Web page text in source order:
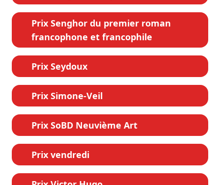
Prix Senghor du premier roman
francophone et francophile
Prix Seydoux
Prix Simone-Veil
Prix SoBD Neuvième Art
Prix vendredi